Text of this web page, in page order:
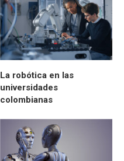
La robótica en las
universidades
colombianas